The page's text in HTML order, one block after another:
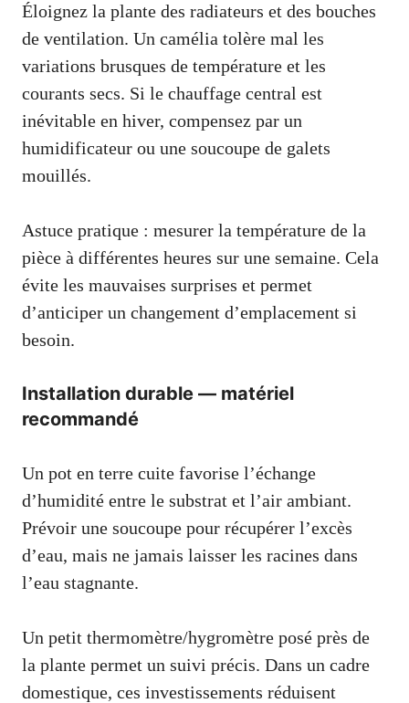
Éloignez la plante des radiateurs et des bouches
de ventilation. Un camélia tolère mal les
variations brusques de température et les
courants secs. Si le chauffage central est
inévitable en hiver, compensez par un
humidificateur ou une soucoupe de galets
mouillés.
Astuce pratique : mesurer la température de la
pièce à différentes heures sur une semaine. Cela
évite les mauvaises surprises et permet
d’anticiper un changement d’emplacement si
besoin.
Installation durable — matériel
recommandé
Un pot en terre cuite favorise l’échange
d’humidité entre le substrat et l’air ambiant.
Prévoir une soucoupe pour récupérer l’excès
d’eau, mais ne jamais laisser les racines dans
l’eau stagnante.
Un petit thermomètre/hygromètre posé près de
la plante permet un suivi précis. Dans un cadre
domestique, ces investissements réduisent